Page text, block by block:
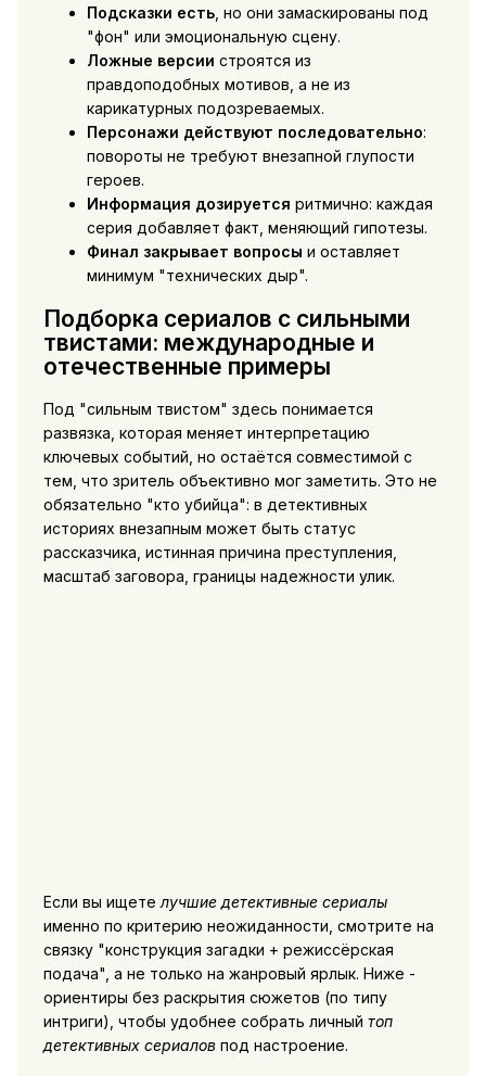
Подсказки есть, но они замаскированы под
"фон" или эмоциональную сцену.
Ложные версии строятся из
правдоподобных мотивов, а не из
карикатурных подозреваемых.
Персонажи действуют последовательно:
повороты не требуют внезапной глупости
героев.
Информация дозируется ритмично: каждая
серия добавляет факт, меняющий гипотезы.
Финал закрывает вопросы и оставляет
минимум "технических дыр".
Подборка сериалов с сильными
твистами: международные и
отечественные примеры
Под "сильным твистом" здесь понимается
развязка, которая меняет интерпретацию
ключевых событий, но остаётся совместимой с
тем, что зритель объективно мог заметить. Это не
обязательно "кто убийца": в детективных
историях внезапным может быть статус
рассказчика, истинная причина преступления,
масштаб заговора, границы надежности улик.
Если вы ищете лучшие детективные сериалы
именно по критерию неожиданности, смотрите на
связку "конструкция загадки + режиссёрская
подача", а не только на жанровый ярлык. Ниже -
ориентиры без раскрытия сюжетов (по типу
интриги), чтобы удобнее собрать личный топ
детективных сериаловпод настроение.